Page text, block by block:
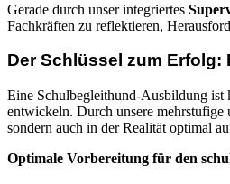
Gerade durch unser integriertes
Fachkräften zu reflektieren,
Der Schlüssel zum
Eine Schulbegleithund-Ausbildung ist
entwickeln. Durch unsere mehrstufige
sondern auch in der Realität optimal
Optimale Vorbereitung für den